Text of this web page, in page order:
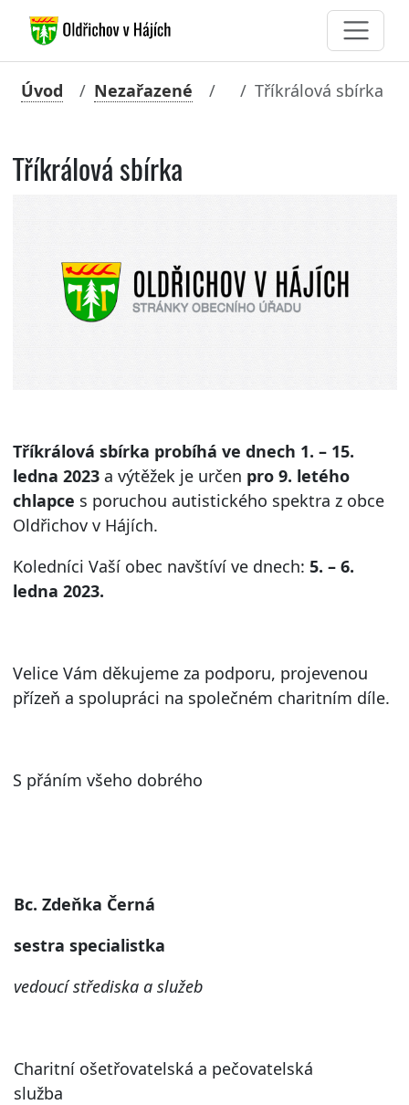
Úvod Nezařazené Tříkrálová sbírka
Tříkrálová sbírka
Tříkrálová sbírka probíhá ve dnech 1. – 15.
ledna 2023a výtěžek je určen pro 9. letého
chlapce s poruchou autistického spektra z obce
Oldřichov v Hájích.
Koledníci Vaší obec navštíví ve dnech: 5. – 6.
ledna 2023.
Velice Vám děkujeme za podporu, projevenou
přízeň a spolupráci na společném charitním díle.
S přáním všeho dobrého
Bc. Zdeňka Černá
sestra specialistka
vedoucí střediska a služeb
Charitní ošetřovatelská a pečovatelská
služba